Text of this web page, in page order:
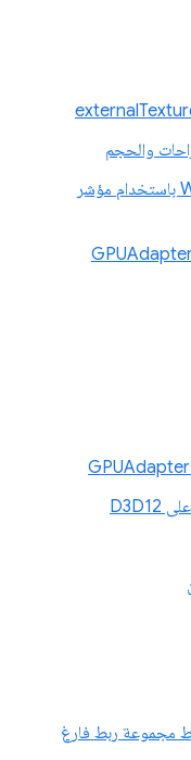
والحجم
‫WGSL workgroupUniformLoad باستخدام مؤشر
مجموعة ربط فارغ